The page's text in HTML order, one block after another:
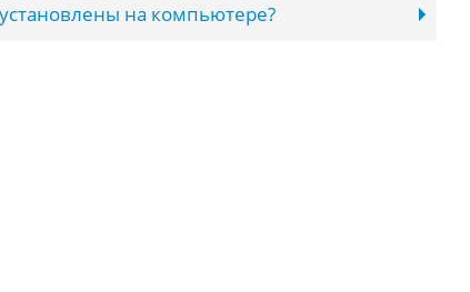
на компьютере?